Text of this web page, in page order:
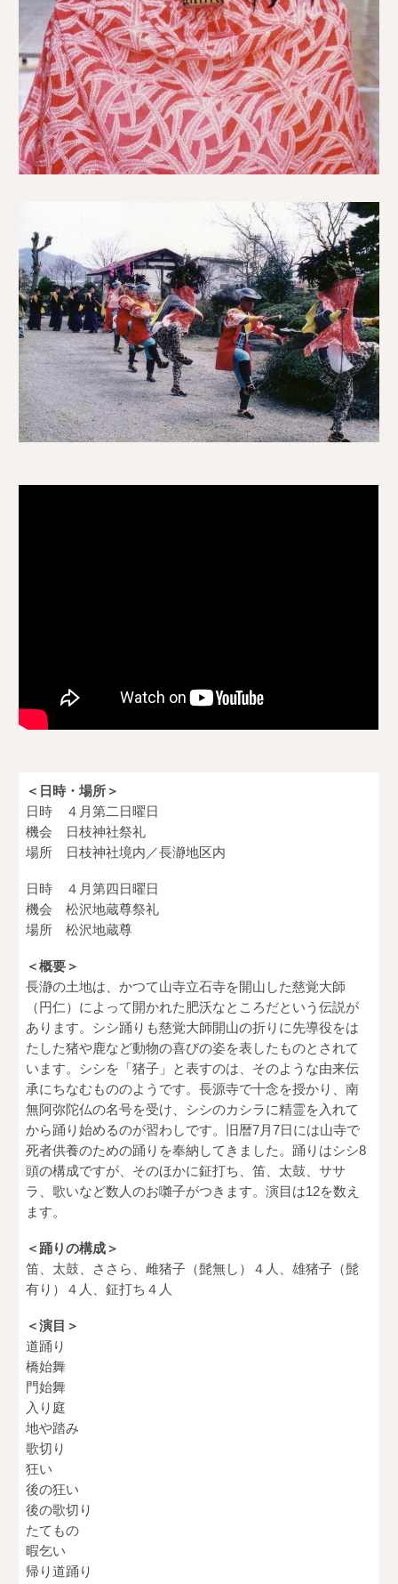
＜日時・場所＞
日時 ４月第二日曜日
機会 日枝神社祭礼
場所 日枝神社境内／長瀞地区内
日時 ４月第四日曜日
機会 松沢地蔵尊祭礼
場所 松沢地蔵尊
＜概要＞
長瀞の土地は、かつて山寺立石寺を開山した慈覚大師
（円仁）によって開かれた肥沃なところだという伝説が
あります。シシ踊りも慈覚大師開山の折りに先導役をは
たした猪や鹿など動物の喜びの姿を表したものとされて
います。シシを「猪子」と表すのは、そのような由来伝
承にちなむもののようです。長源寺で十念を授かり、南
無阿弥陀仏の名号を受け、シシのカシラに精霊を入れて
から踊り始めるのが習わしです。旧暦7月7日には山寺で
死者供養のための踊りを奉納してきました。踊りはシシ8
頭の構成ですが、そのほかに鉦打ち、笛、太鼓、ササ
ラ、歌いなど数人のお囃子がつきます。演目は12を数え
ます。
＜踊りの構成＞
笛、太鼓、ささら、雌猪子（髭無し）４人、雄猪子（髭
有り）４人、鉦打ち４人
＜演目＞
道踊り
橋始舞
門始舞
入り庭
地や踏み
歌切り
狂い
後の狂い
後の歌切り
たてもの
暇乞い
帰り道踊り